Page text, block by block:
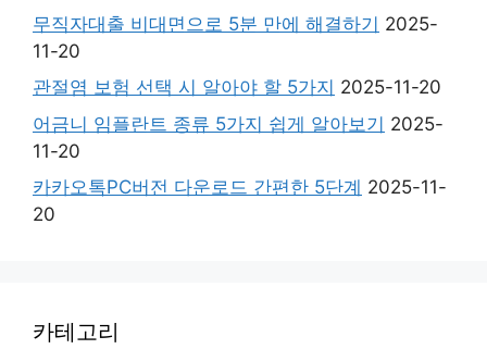
무직자대출 비대면으로 5분 만에 해결하기 2025-
11-20
관절염 보험 선택 시 알아야 할 5가지 2025-11-20
어금니 임플란트 종류 5가지 쉽게 알아보기 2025-
11-20
카카오톡PC버전 다운로드 간편한 5단계 2025-11-
20
카테고리